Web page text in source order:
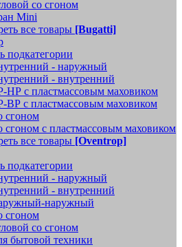
со сгоном
Mini
все товары [Bugatti]
подкатегории
- наружный
- внутренний
НР с пластмассовым маховиком
ВР с пластмассовым маховиком
сгоном
сгоном с пластмассовым маховиком
все товары [Oventrop]
подкатегории
- наружный
- внутренний
наружный
сгоном
со сгоном
бытовой техники